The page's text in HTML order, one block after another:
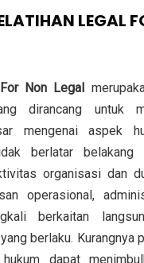
LEGAL
Non Legal
dirancang untuk
mengenai aspek
berlatar belakang
organisasi dan
operasional,
berkaitan
berlaku. Kurangnya
dapat